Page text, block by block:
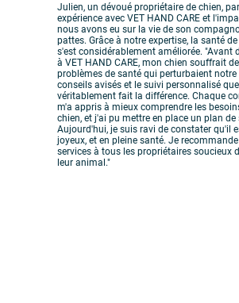
Julien, un dévoué propriétaire de chien,
expérience avec VET HAND CARE et
nous avons eu sur la vie de son
pattes. Grâce à notre expertise, la santé
s'est considérablement améliorée. "Avant
à VET HAND CARE, mon chien souffrait
problèmes de santé qui perturbaient notre
conseils avisés et le suivi personnalisé
véritablement fait la différence. Chaque
m'a appris à mieux comprendre les
chien, et j'ai pu mettre en place un plan de
Aujourd'hui, je suis ravi de constater qu'il
joyeux, et en pleine santé. Je
services à tous les propriétaires soucieux
leur animal."